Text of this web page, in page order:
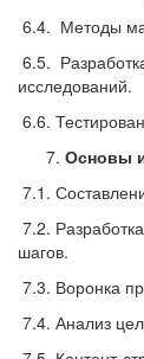
6.4. Методы
6.5.
исследований.
6.6.
Основы
7.1.
7.2.
шагов.
7.3. Воронка
7.4. Анализ